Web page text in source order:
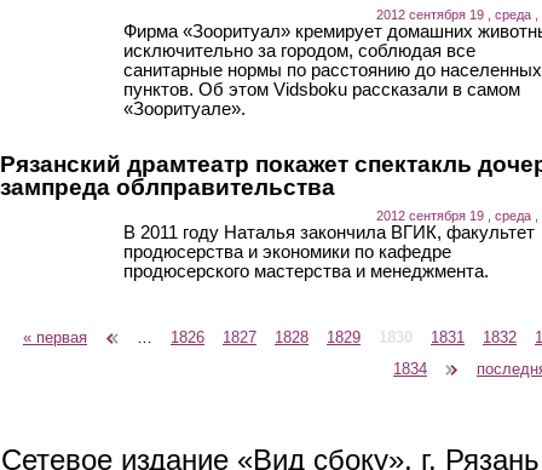
2012 сентября 19 , среда ,
Фирма «Зооритуал» кремирует домашних
исключительно за городом, соблюдая все
санитарные нормы по расстоянию до населенных
пунктов. Об этом Vidsboku рассказали в самом
«Зооритуале».
Рязанский драмтеатр покажет спектакль
зампреда облправительства
2012 сентября 19 , среда ,
В 2011 году Наталья закончила ВГИК, факультет
продюсерства и экономики по кафедре
продюсерского мастерства и менеджмента.
Страницы
« первая 1826 1827 1828 1829 1830 1831 1832
1834
Сетевое издание «Вид сбоку», г.